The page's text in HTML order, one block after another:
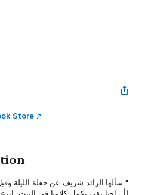
Store
" سألها الرائد شريف عن حفلة الليلة